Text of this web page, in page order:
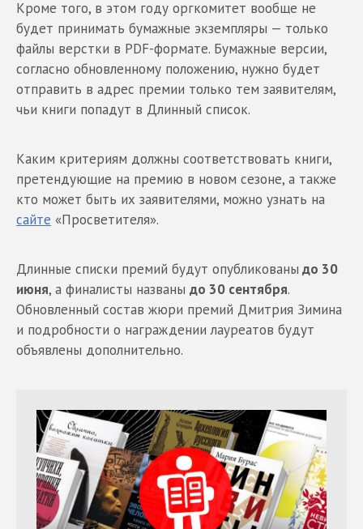
Кроме того, в этом году оргкомитет вообще не
будет принимать бумажные экземпляры — только
файлы верстки в PDF-формате. Бумажные версии,
согласно обновленному положению, нужно будет
отправить в адрес премии только тем заявителям,
чьи книги попадут в Длинный список.
Каким критериям должны соответствовать книги,
претендующие на премию в новом сезоне, а также
кто может быть их заявителями, можно узнать на
сайте «Просветителя».
Длинные списки премий будут опубликованы до 30
июня, а финалисты названы до 30 сентября.
Обновленный состав жюри премий Дмитрия Зимина
и подробности о награждении лауреатов будут
объявлены дополнительно.